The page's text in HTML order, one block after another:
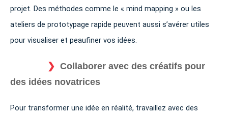
projet. Des méthodes comme le « mind mapping » ou les
ateliers de prototypage rapide peuvent aussi s’avérer utiles
pour visualiser et peaufiner vos idées.
Collaborer avec des créatifs pour
des idées novatrices
Pour transformer une idée en réalité, travaillez avec des